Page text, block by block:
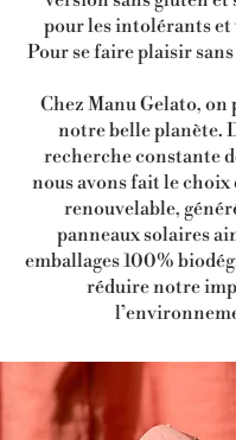
pour les intolérants et
Pour se faire plaisir
Chez Manu Gelato, on
notre belle planète.
recherche constante
nous avons fait le choix
renouvelable,
panneaux solaires
emballages 100%
réduire notre